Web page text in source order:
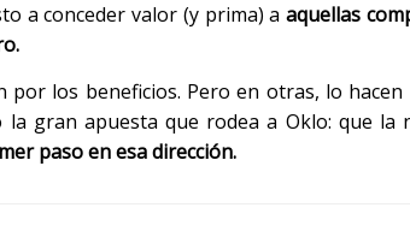
a conceder valor (y prima) aaquellas
por los beneficios. Pero en otras, lo
la gran apuesta que rodea a Oklo: que la
paso en esa dirección.